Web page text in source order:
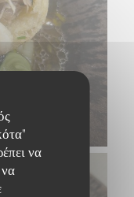
να
να